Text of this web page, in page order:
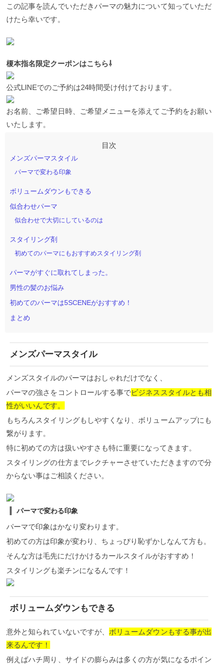
この記事を読んでいただきパーマの魅力について知っていただ
けたら幸いです。
榎本指名限定クーポンはこちら⇩
公式LINEでのご予約は24時間受け付けております。
お名前、ご希望日時、ご希望メニューを添えてご予約をお願い
いたします。
メンズパーマスタイル
パーマで変わる印象
ボリュームダウンもできる
似合わせパーマ
似合わせで大切にしているのは
スタイリング剤
初めてのパーマにもおすすめスタイリング剤
パーマがすぐに取れてしまった。
男性の髪のお悩み
初めてのパーマは5SCENEがおすすめ！
まとめ
メンズパーマスタイル
メンズスタイルのパーマはおしゃれだけでなく、
パーマの強さをコントロールする事でビジネススタイルとも相
性がいいんです。
もちろんスタイリングもしやすくなり、ボリュームアップにも
繋がります。
特に初めての方は扱いやすさも特に重要になってきます。
スタイリングの仕方までレクチャーさせていただきますので分
からない事はご相談ください。
パーマで変わる印象
パーマで印象はかなり変わります。
初めての方は印象が変わり、ちょっぴり恥ずかしなんて方も。
そんな方は毛先にだけかけるカールスタイルがおすすめ！
スタイリングも楽チンになるんです！
ボリュームダウンもできる
意外と知られていないですが、 ボリュームダウンもする事が出
来るんです！
例えばハチ周り、サイドの膨らみは多くの方が気になるポイン